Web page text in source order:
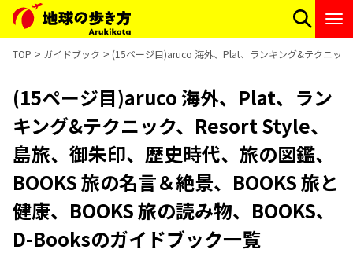
TOP ガイドブック (15ページ目)aruco 海外、Plat、ランキング&テクニッ
(15ページ目)aruco 海外、Plat、ラン
キング&テクニック、Resort Style、
島旅、御朱印、歴史時代、旅の図鑑、
BOOKS 旅の名言＆絶景、BOOKS 旅と
健康、BOOKS 旅の読み物、BOOKS、
D-Booksのガイドブック一覧